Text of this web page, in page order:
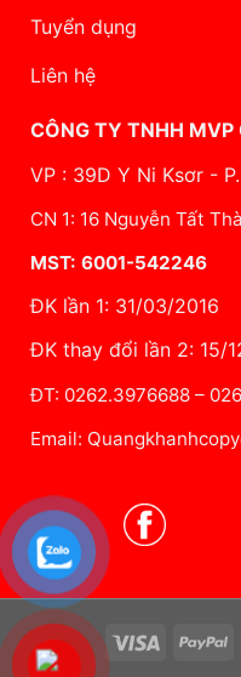
Tuyển dụng
Liên hệ
CÔNG TY TNHH MVP
VP : 39D Y Ni Ksơr -
CN 1: 16 Nguyễn Tất
MST: 6001-542246
ĐK lần 1: 31/03/2016
ĐK thay đổi lần 2: 15/
ĐT: 0262.3976688 –
Email:
Visa